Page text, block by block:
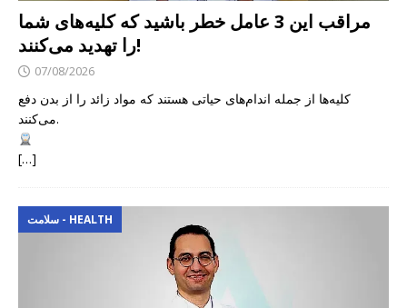
مراقب این 3 عامل خطر باشید که کلیه‌های شما
را تهدید می‌کنند!
07/08/2026
کلیه‌ها از جمله اندام‌های حیاتی هستند که مواد زائد را از بدن دفع
می‌کنند.
[…]
سلامت - HEALTH